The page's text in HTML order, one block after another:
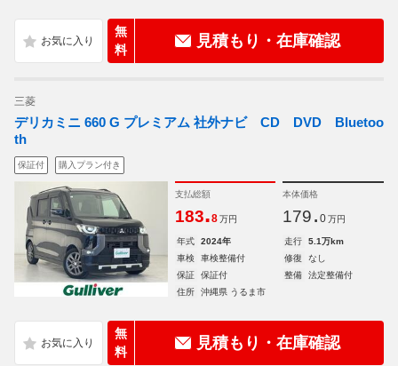
無
料
見積もり・在庫確認
三菱
デリカミニ 660 G プレミアム 社外ナビ CD DVD Bluetoo
th
保証付 購入プラン付き
支払総額
183.8 万円
本体価格
179. 0 万円
年式 2024年 走行
5.1万km
車検
車検整備付 修復
なし
保証
保証付 整備
法定整備付
住所
沖縄県 うるま市
無
料
見積もり・在庫確認